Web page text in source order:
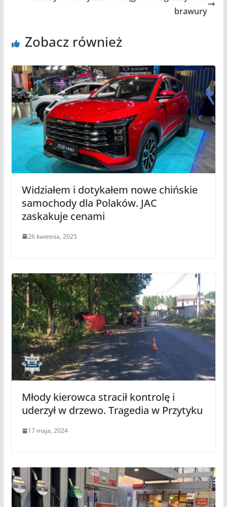
brawury
Zobacz również
Widziałem i dotykałem nowe chińskie
samochody dla Polaków. JAC
zaskakuje cenami
26 kwietnia, 2025
Młody kierowca stracił kontrolę i
uderzył w drzewo. Tragedia w Przytyku
17 maja, 2024